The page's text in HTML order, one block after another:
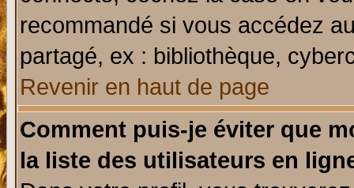
recommandé si vous accédez
partagé, ex : bibliothèque,
Revenir en haut de page
Comment puis-je éviter que
la liste des utilisateurs en